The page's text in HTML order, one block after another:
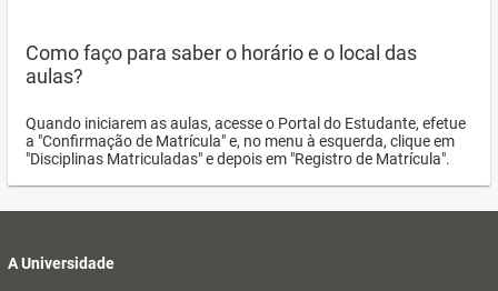
Como faço para saber o horário e o local das
aulas?
Quando iniciarem as aulas, acesse o Portal do Estudante, efetue
a "Confirmação de Matrícula" e, no menu à esquerda, clique em
"Disciplinas Matriculadas" e depois em "Registro de Matrícula".
A Universidade